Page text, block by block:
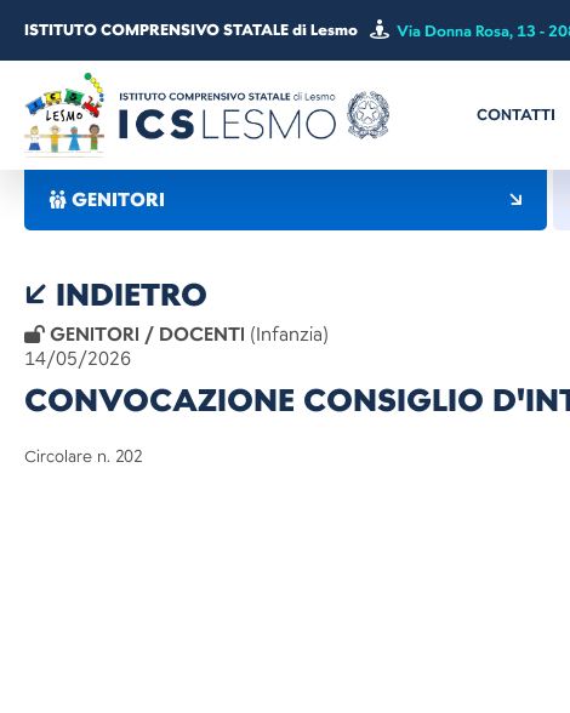
ISTITUTO COMPRENSIVO STATALE di Lesmo Via Donna Rosa, 13 -
CONTATTI
GENITORI
INDIETRO
GENITORI / DOCENTI (Infanzia)
14/05/2026
CONVOCAZIONE CONSIGLIO
Circolare n. 202 Lesmo, 14